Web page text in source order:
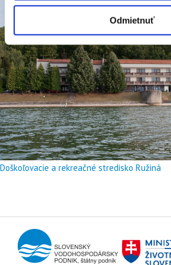
Odmietnuť
Doškoľovacie a rekreačné stredisko Ružiná